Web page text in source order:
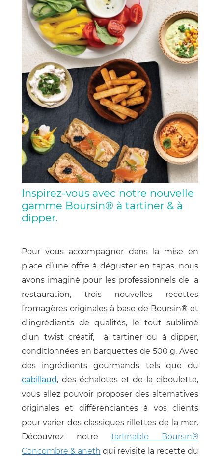
Inspirez-vous avec notre nouvelle
gamme Boursin® à tartiner & à
dipper.
Pour vous accompagner dans la mise en
place d’une offre à déguster en tapas, nous
avons imaginé pour les professionnels de la
restauration, trois nouvelles recettes
fromagères originales à base de Boursin® et
d’ingrédients de qualités, le tout sublimé
d’un twist créatif, à tartiner ou à dipper,
conditionnées en barquettes de 500 g. Avec
des ingrédients gourmands tels que du
cabillaud, des échalotes et de la ciboulette,
vous allez pouvoir proposer des alternatives
originales et différenciantes à vos clients
pour varier des classiques rillettes de la mer.
Découvrez notre tartinable Boursin®
Concombre & aneth qui revisite la recette du